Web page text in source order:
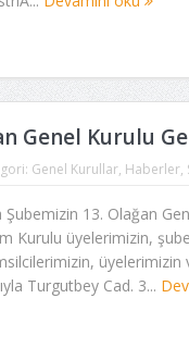
Genel Kurulu
Genel Kurullar, Haberler,
Şubemizin 13. Olağan
Kurulu üyelerimizin, şube
üyelerimizin
Turgutbey Cad. 3...